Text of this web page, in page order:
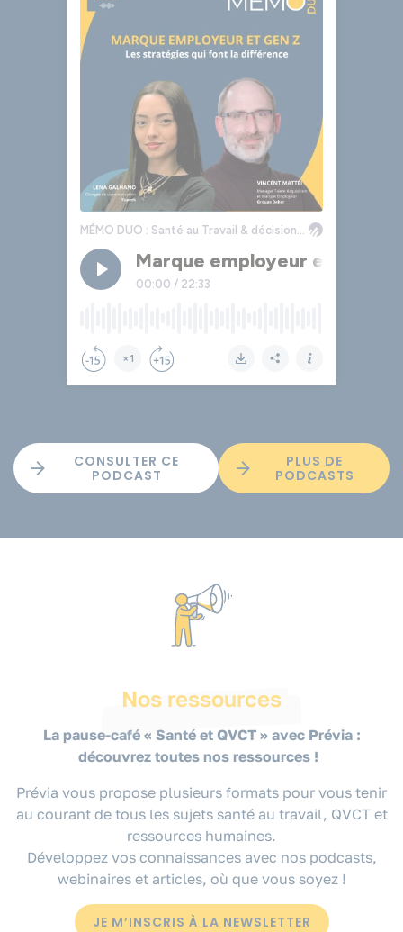
CONSULTER CE
PODCAST
PLUS DE
PODCASTS
Nos ressources
La pause-café « Santé et QVCT » avec Prévia :
découvrez toutes nos ressources !
Prévia vous propose plusieurs formats pour vous tenir
au courant de tous les sujets santé au travail, QVCT et
ressources humaines.
Développez vos connaissances avec nos podcasts,
webinaires et articles, où que vous soyez !
JE M’INSCRIS À LA NEWSLETTER